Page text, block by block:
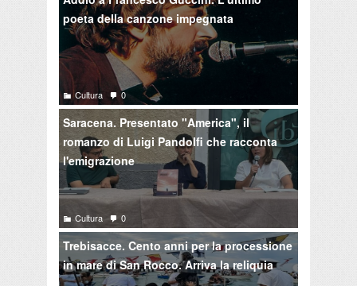
poeta della canzone impegnata
Cultura 0
Saracena. Presentato "America", il
romanzo di Luigi Pandolfi che racconta
l'emigrazione
Cultura 0
Trebisacce. Cento anni per la processione
in mare di San Rocco. Arriva la reliquia